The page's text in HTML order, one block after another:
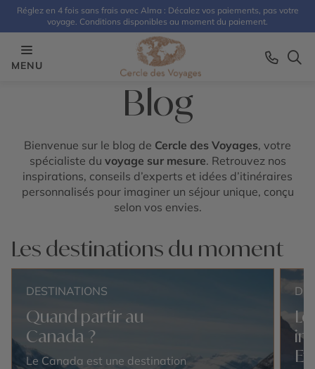
Réglez en 4 fois sans frais avec Alma : Décalez vos paiements, pas votre
voyage. Conditions disponibles au moment du paiement.
MENU
Blog
Bienvenue sur le blog de Cercle des Voyages, votre
spécialiste du voyage sur mesure. Retrouvez nos
inspirations, conseils d’experts et idées d’itinéraires
personnalisés pour imaginer un séjour unique, conçu
selon vos envies.
Les destinations du moment
DESTINATIONS
Quand partir au
Canada ?
Le Canada est une destination